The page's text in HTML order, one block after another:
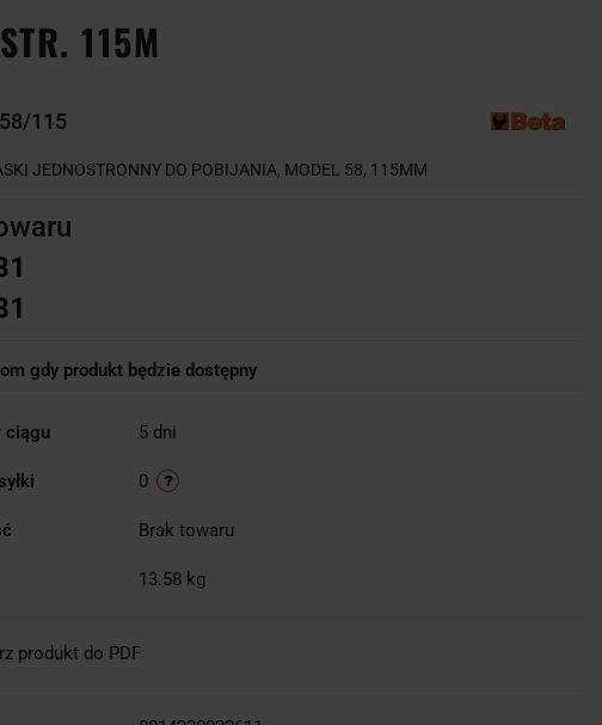
115M
58/115
JEDNOSTRONNY DO POBIJANIA, MODEL 58, 115MM
gdy produkt będzie dostępny
ciągu 5 dni
0
Brak towaru
13.58 kg
produkt do PDF